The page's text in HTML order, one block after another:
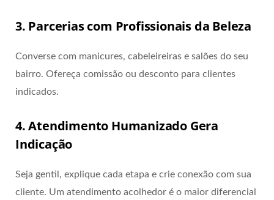
3. Parcerias com Profissionais da Beleza
Converse com manicures, cabeleireiras e salões do seu
bairro. Ofereça comissão ou desconto para clientes
indicados.
4. Atendimento Humanizado Gera
Indicação
Seja gentil, explique cada etapa e crie conexão com sua
cliente. Um atendimento acolhedor é o maior diferencial